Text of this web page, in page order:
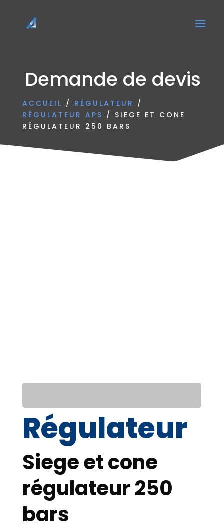
Demande de devis
ACCUEIL / RÉGULATEUR /
RÉGULATEUR APS / SIEGE ET CONE
RÉGULATEUR 250 BARS
Régulateur
Siege et cone
régulateur 250
bars